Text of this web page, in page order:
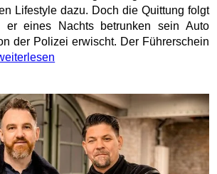
Lifestyle dazu. Doch die Quittung folgt
er eines Nachts betrunken sein Auto
der Polizei erwischt. Der Führerschein